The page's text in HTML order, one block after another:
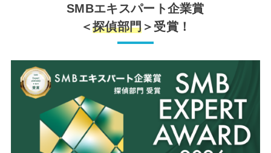
SMBエキスパート企業賞
＜探偵部門 ＞受賞！